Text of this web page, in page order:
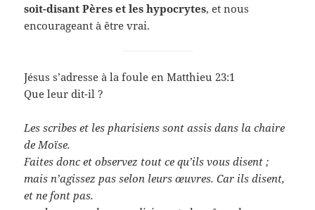
soit-disant Pères et les hypocrytes, et nous
encourageant à être vrai.
Jésus s’adresse à la foule en Matthieu 23:1
Que leur dit-il ?
Les scribes et les pharisiens sont assis dans la chaire
de Moïse.
Faites donc et observez tout ce qu’ils vous disent ;
mais n’agissez pas selon leurs œuvres. Car ils disent,
et ne font pas.